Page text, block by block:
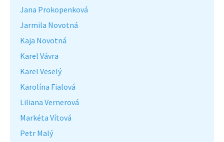
Jana Prokopenková
Jarmila Novotná
Kaja Novotná
Karel Vávra
Karel Veselý
Karolína Fialová
Liliana Vernerová
Markéta Vítová
Petr Malý